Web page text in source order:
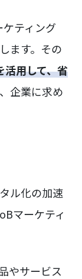
ティング
ます。その
用して、省
企業に求め
ル化の加速
マーケティ
やサービス